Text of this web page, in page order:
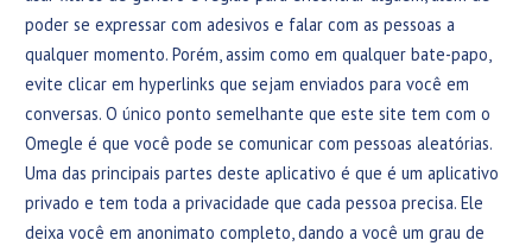
poder se expressar com adesivos e falar com as pessoas a
qualquer momento. Porém, assim como em qualquer bate-papo,
evite clicar em hyperlinks que sejam enviados para você em
conversas. O único ponto semelhante que este site tem com o
Omegle é que você pode se comunicar com pessoas aleatórias.
Uma das principais partes deste aplicativo é que é um aplicativo
privado e tem toda a privacidade que cada pessoa precisa. Ele
deixa você em anonimato completo, dando a você um grau de